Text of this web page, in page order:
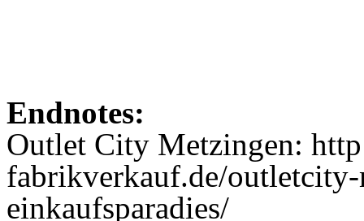
Endnotes:
Outlet City Metzingen:
fabrikverkauf.de/
einkaufsparadies/